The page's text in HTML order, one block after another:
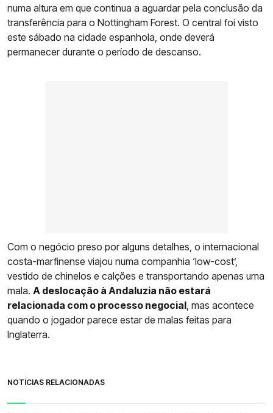
numa altura em que continua a aguardar pela conclusão da
transferência para o Nottingham Forest. O central foi visto
este sábado na cidade espanhola, onde deverá
permanecer durante o período de descanso.
Com o negócio preso por alguns detalhes, o internacional
costa-marfinense viajou numa companhia ‘low-cost’,
vestido de chinelos e calções e transportando apenas uma
mala. A deslocação à Andaluzia não estará
relacionada com o processo negocial , mas acontece
quando o jogador parece estar de malas feitas para
Inglaterra.
NOTÍCIAS RELACIONADAS